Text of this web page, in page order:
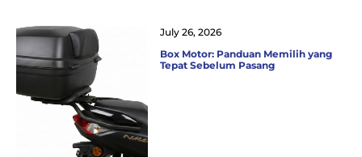
Box Motor: Panduan Memilih yang
Tepat Sebelum Pasang
July 26, 2026